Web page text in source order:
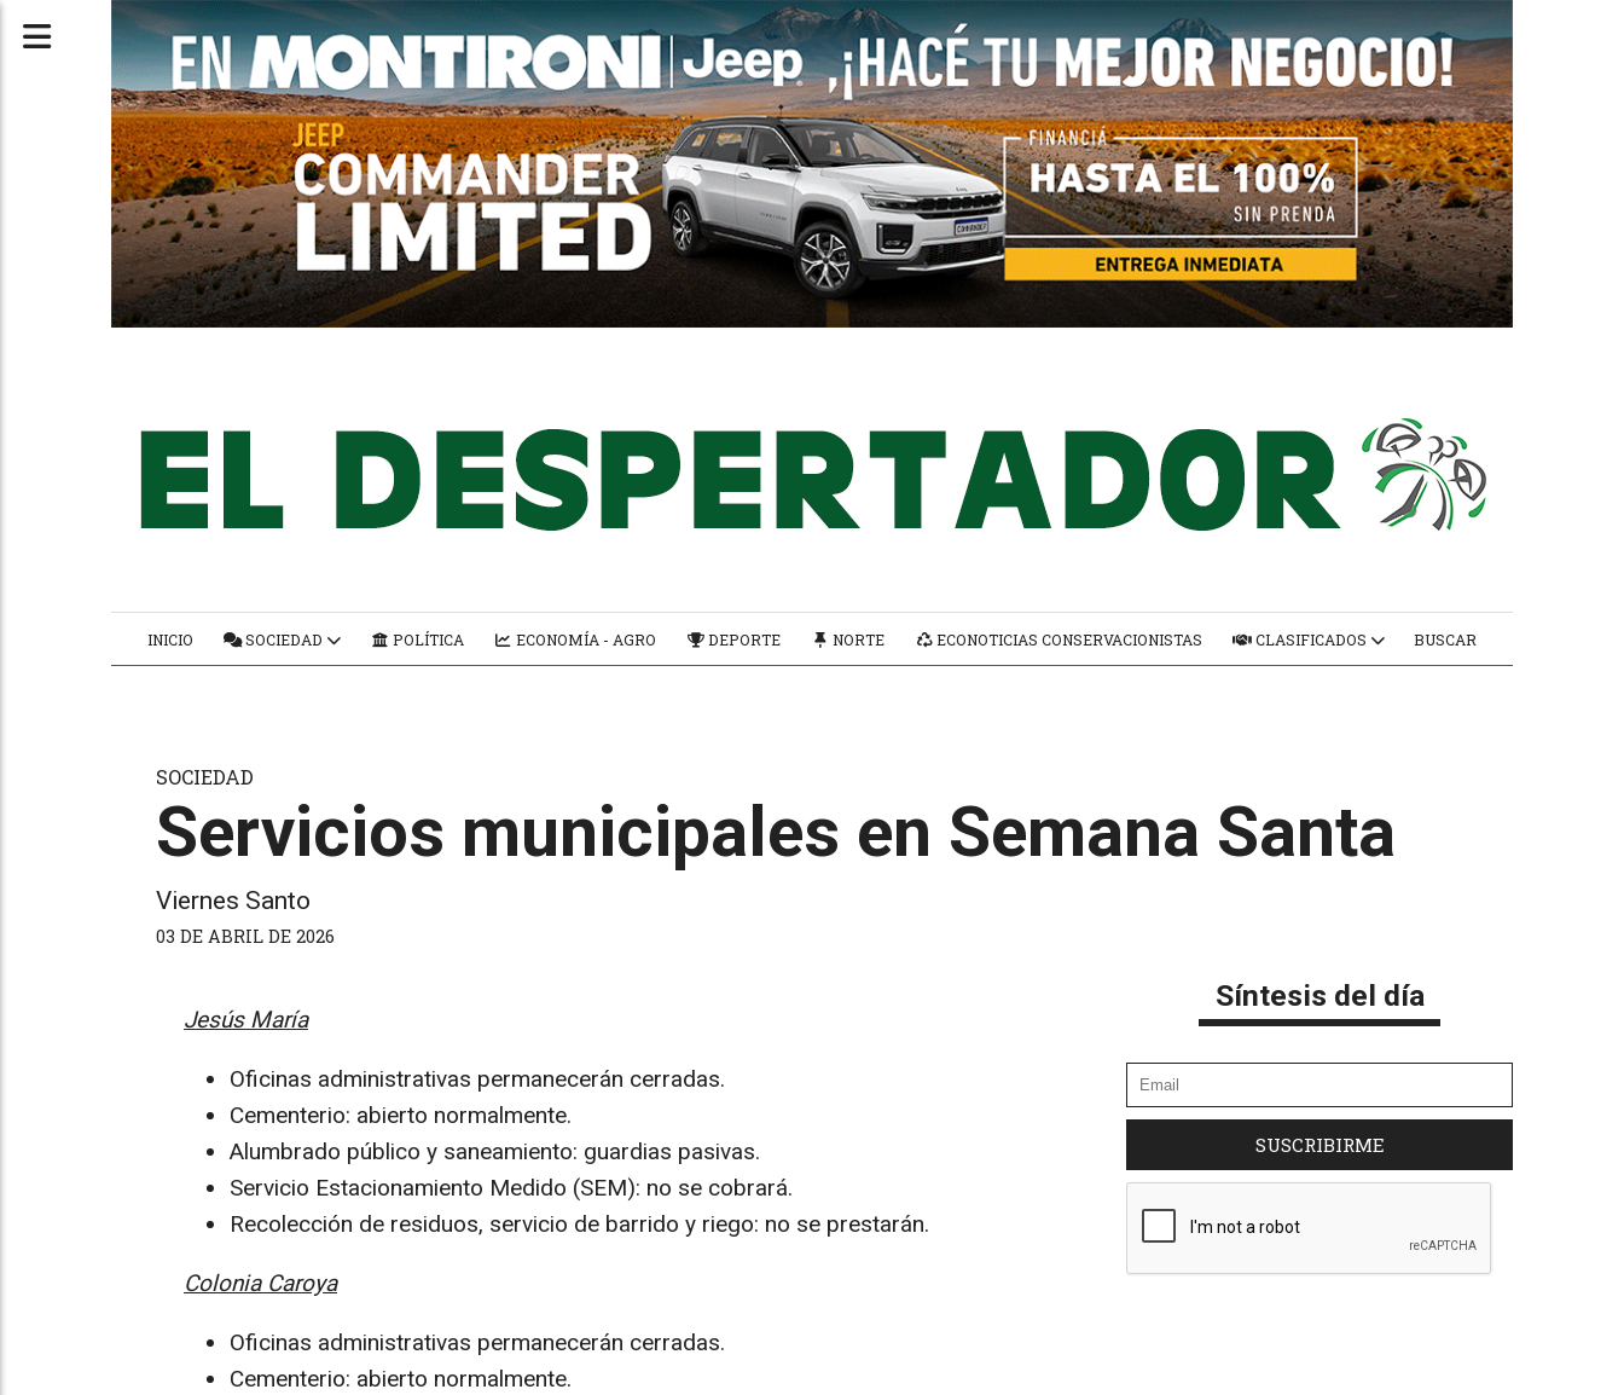
INICIO SOCIEDAD POLÍTICA ECONOMÍA - AGRO DEPORTE NORTE ECONOTICIAS CONSERVACIONISTAS CLASIFICADOS BUSCAR
Servicios municipales en Semana Santa
Viernes Santo
SOCIEDAD
03 DE ABRIL DE 2026
Jesús María
Oficinas administrativas permanecerán cerradas.
Cementerio: abierto normalmente.
Alumbrado público y saneamiento: guardias pasivas.
Servicio Estacionamiento Medido (SEM): no se cobrará.
Recolección de residuos, servicio de barrido y riego: no se prestarán.
Colonia Caroya
Oficinas administrativas permanecerán cerradas.
Cementerio: abierto normalmente.
Síntesis del día
SUSCRIBIRME